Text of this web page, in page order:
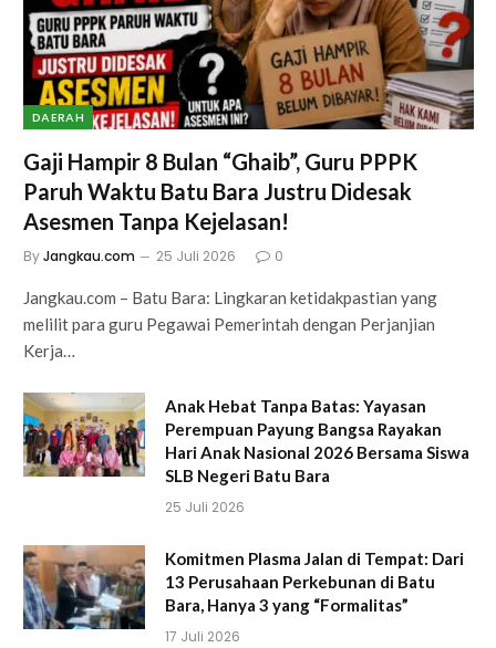
DAERAH
Gaji Hampir 8 Bulan “Ghaib”, Guru PPPK
Paruh Waktu Batu Bara Justru Didesak
Asesmen Tanpa Kejelasan!
ByJangkau.com 25 Juli 2026 0
Jangkau.com – Batu Bara: Lingkaran ketidakpastian yang
melilit para guru Pegawai Pemerintah dengan Perjanjian
Kerja…
Anak Hebat Tanpa Batas: Yayasan
Perempuan Payung Bangsa Rayakan
Hari Anak Nasional 2026 Bersama Siswa
SLB Negeri Batu Bara
25 Juli 2026
Komitmen Plasma Jalan di Tempat: Dari
13 Perusahaan Perkebunan di Batu
Bara, Hanya 3 yang “Formalitas”
17 Juli 2026